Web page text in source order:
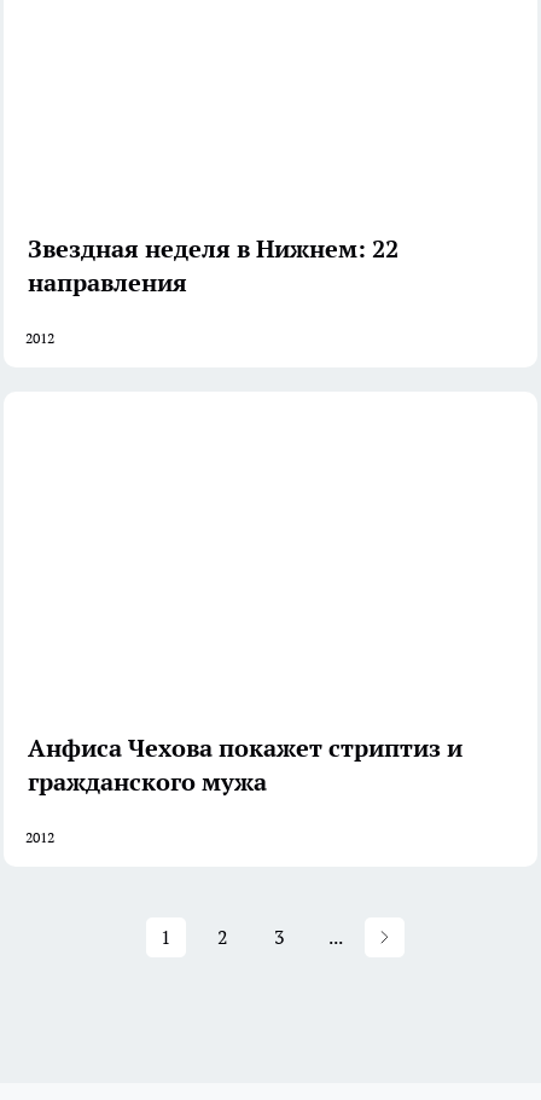
Звездная неделя в Нижнем: 22
направления
2012
Анфиса Чехова покажет стриптиз и
гражданского мужа
2012
1 2 3 ...